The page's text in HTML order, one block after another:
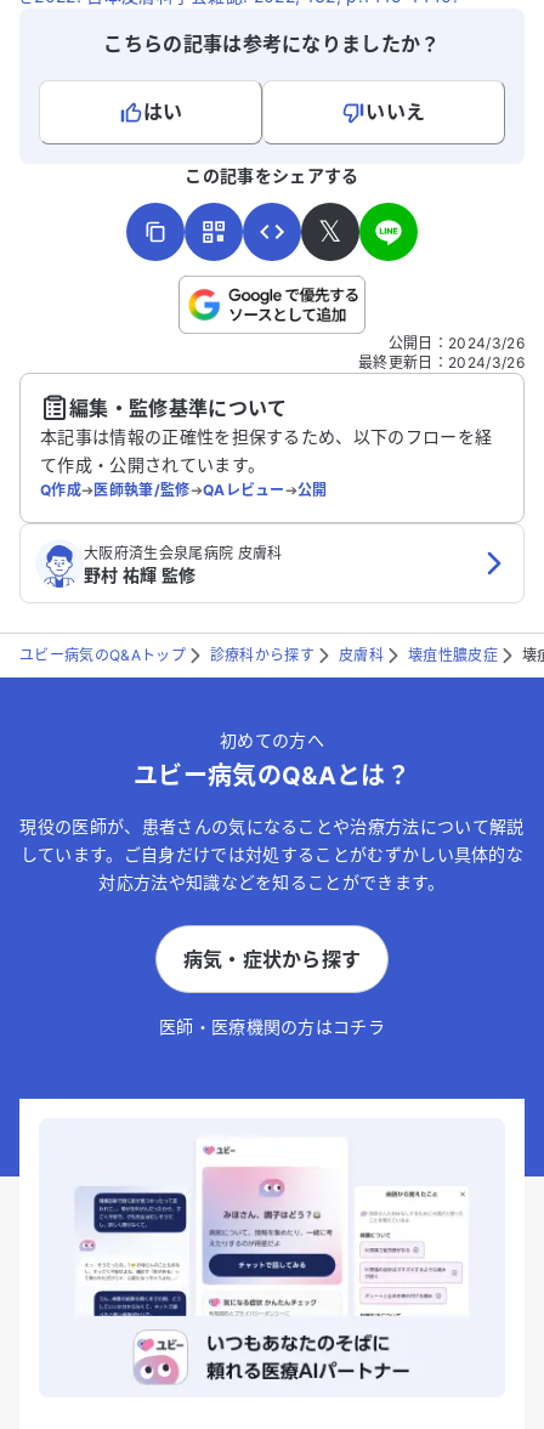
こちらの記事は参考になりましたか？
はい
いいえ
こちらは送信専用のフォームです。氏名やご自身の病気の詳細な
送信する
この記事をシェアする
𝕏
公開日 ： 2024/3/26
最終更新日 ： 2024/3/26
編集・監修基準について
本記事は情報の正確性を担保するため、以下のフローを経
て作成・公開されています。
Q作成➔医師執筆/監修➔QAレビュー➔公開
大阪府済生会泉尾病院 皮膚科
野村 祐輝 監修
ユビー病気のQ&Aトップ 診療科から探す 皮膚科 壊疽性膿皮症 壊
初めての方へ
ユビー病気のQ&Aとは？
現役の医師が、患者さんの気になることや治療方法について解説
しています。ご自身だけでは対処することがむずかしい具体的な
対応方法や知識などを知ることができます。
病気・症状から探す
医師・医療機関の方はコチラ